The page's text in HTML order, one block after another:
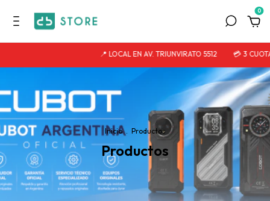
0
📍 LOCAL EN AV. TRIUNVIRATO 5512 💳 3 CUOTAS SIN
Inicio Productos
Productos